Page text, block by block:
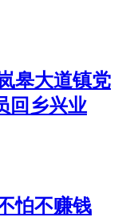
皋大道镇党
回乡兴业
怕不赚钱